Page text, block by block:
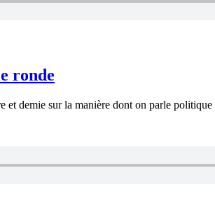
ronde
et demie sur la manière dont on parle politique